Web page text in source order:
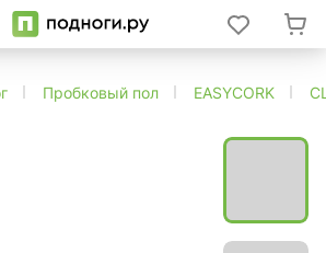
Пробковый пол EASYCORK